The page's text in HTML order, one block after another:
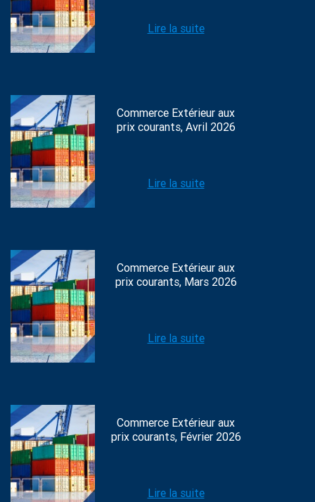
Lire la suite
Commerce Extérieur aux
prix courants, Avril 2026
Lire la suite
Commerce Extérieur aux
prix courants, Mars 2026
Lire la suite
Commerce Extérieur aux
prix courants, Février 2026
Lire la suite